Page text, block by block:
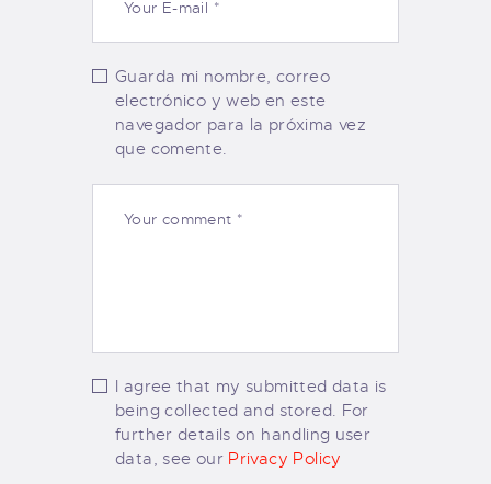
Guarda mi nombre, correo
electrónico y web en este
navegador para la próxima vez
que comente.
I agree that my submitted data is
being collected and stored. For
further details on handling user
data, see our Privacy Policy